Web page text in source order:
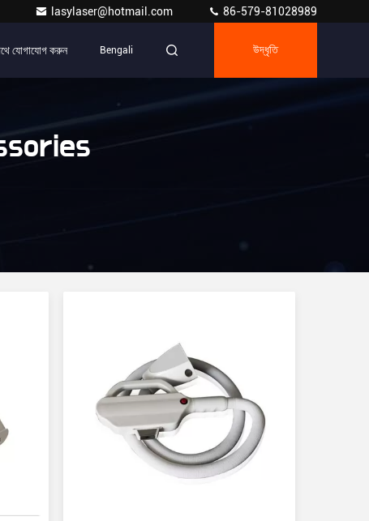
lasylaser@hotmail.com 86-579-81028989
যোগাযোগ করুন Bengali উদ্ধৃতি